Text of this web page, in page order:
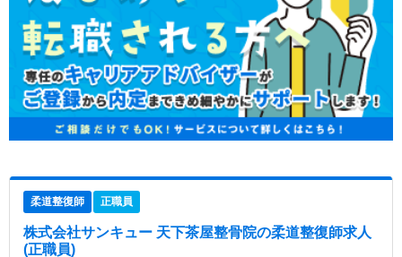
柔道整復師 正職員
株式会社サンキュー 天下茶屋整骨院の柔道整復師求人
(正職員)